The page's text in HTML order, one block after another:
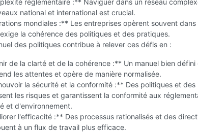
réglementaire :** Naviguer dans un réseau
national et international est crucial.
mondiales :** Les entreprises opèrent souvent
la cohérence des politiques et des pratiques.
des politiques contribue à relever ces défis en :
de la clarté et de la cohérence :** Un manuel bien
les attentes et opère de manière normalisée.
la sécurité et la conformité :** Des politiques et
les risques et garantissent la conformité aux
et d'environnement.
l'efficacité :** Des processus rationalisés et des
à un flux de travail plus efficace.